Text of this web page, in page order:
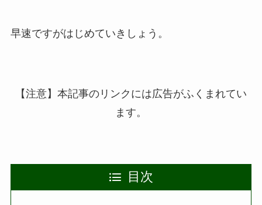
早速ですがはじめていきしょう。
【注意】本記事のリンクには広告がふくまれてい
ます。
目次